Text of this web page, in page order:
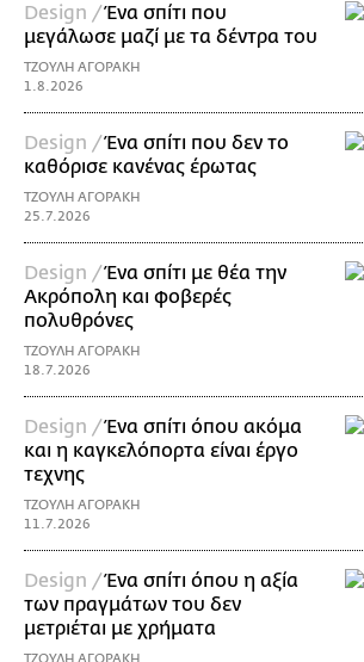
Design /Ένα σπίτι που
μεγάλωσε μαζί με τα δέντρα του
ΤΖΟΥΛΗ ΑΓΟΡΑΚΗ
1.8.2026
Design /Ένα σπίτι που δεν το
καθόρισε κανένας έρωτας
ΤΖΟΥΛΗ ΑΓΟΡΑΚΗ
25.7.2026
Design /Ένα σπίτι με θέα την
Ακρόπολη και φοβερές
πολυθρόνες
ΤΖΟΥΛΗ ΑΓΟΡΑΚΗ
18.7.2026
Design /Ένα σπίτι όπου ακόμα
και η καγκελόπορτα είναι έργο
τεχνης
ΤΖΟΥΛΗ ΑΓΟΡΑΚΗ
11.7.2026
Design /Ένα σπίτι όπου η αξία
των πραγμάτων του δεν
μετριέται με χρήματα